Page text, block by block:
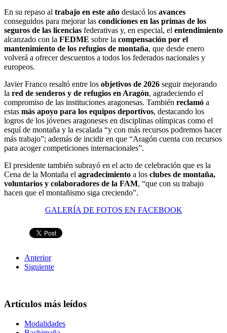
En su repaso al trabajo en este año destacó los avances
conseguidos para mejorar las condiciones en las primas de los
seguros de las licencias federativas y, en especial, el entendimiento
alcanzado con la FEDME sobre la compensación por el
mantenimiento de los refugios de montaña, que desde enero
volverá a ofrecer descuentos a todos los federados nacionales y
europeos.
Javier Franco resaltó entre los objetivos de 2026 seguir mejorando
la red de senderos y de refugios en Aragón, agradeciendo el
compromiso de las instituciones aragonesas. También reclamó a
estas más apoyo para los equipos deportivos, destacando los
logros de los jóvenes aragoneses en disciplinas olímpicas como el
esquí de montaña y la escalada “y con más recursos podremos hacer
más trabajo”; además de incidir en que “Aragón cuenta con recursos
para acoger competiciones internacionales”.
El presidente también subrayó en el acto de celebración que es la
Cena de la Montaña el agradecimiento a los clubes de montaña,
voluntarios y colaboradores de la FAM, “que con su trabajo
hacen que el montañismo siga creciendo”.
GALERÍA DE FOTOS EN FACEBOOK
Anterior
Siguiente
Artículos más leídos
Modalidades